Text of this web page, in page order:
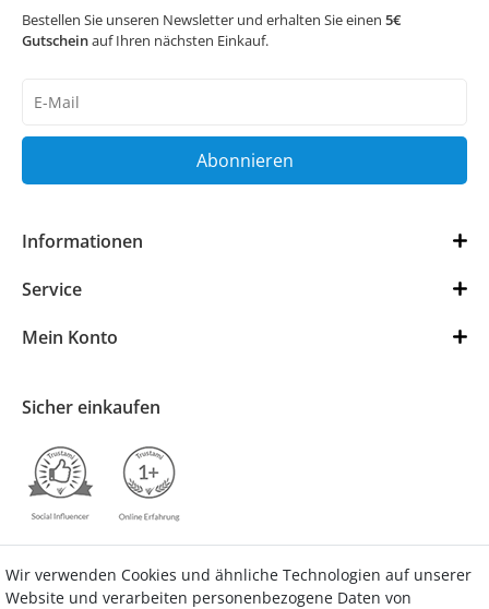
Bestellen Sie unseren Newsletter und erhalten Sie einen 5€
Gutscheinauf Ihren nächsten Einkauf.
Honig
Abonnieren
Informationen
Service
Mein Konto
Sicher einkaufen
Vertrag widerrufen Kontakt
Wir verwenden Cookies und ähnliche Technologien auf unserer
Website und verarbeiten personenbezogene Daten von